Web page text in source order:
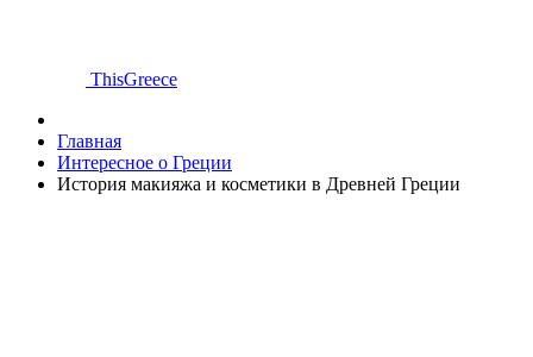
ThisGreece
Главная
Интересное о Греции
История макияжа и косметики в Древней Греции